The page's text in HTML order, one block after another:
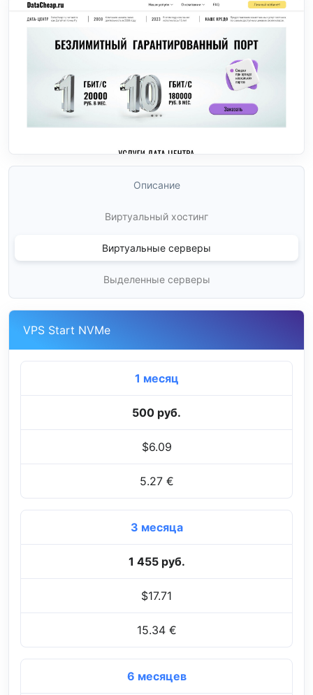
Описание
Виртуальный хостинг
Виртуальные серверы
Выделенные серверы
VPS Start NVMe
1 месяц
500 руб.
$6.09
5.27 €
3 месяца
1 455 руб.
$17.71
15.34 €
6 месяцев